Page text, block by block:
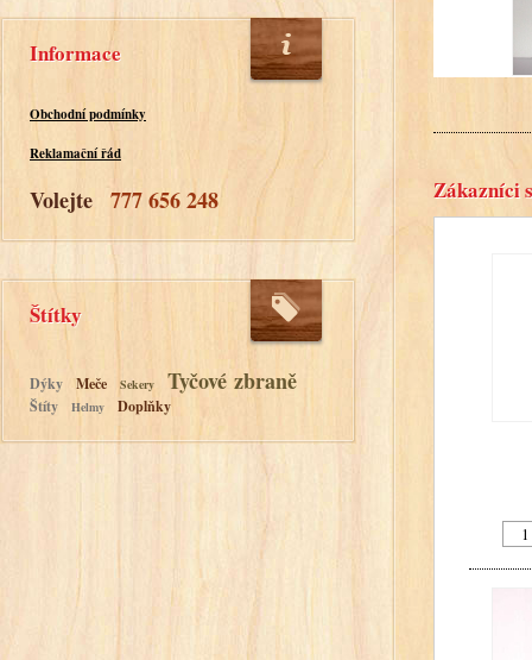
Informace
Obchodní podmínky
Reklamační řád
Volejte 777 656 248
Štítky
Dýky Meče Sekery Tyčové zbraně
Štíty Helmy Doplňky
Zákazníci